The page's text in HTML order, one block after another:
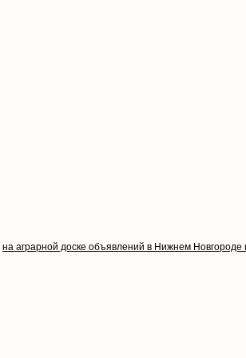
на аграрной доске объявлений в Нижнем Новгороде